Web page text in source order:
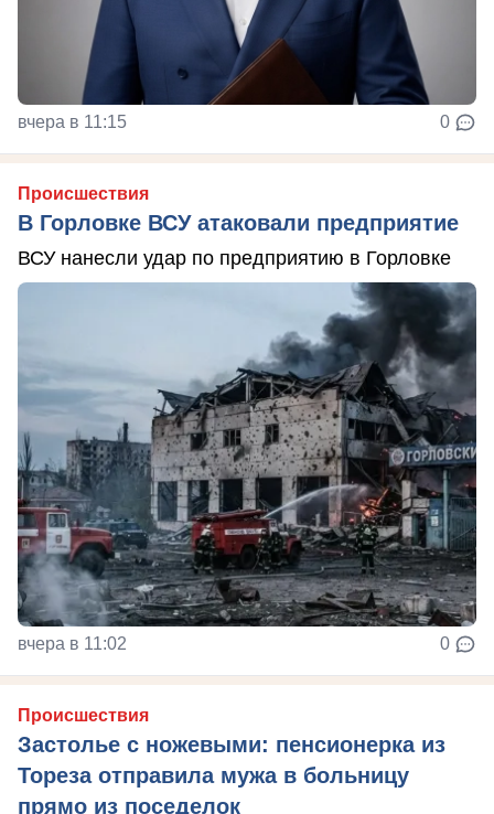
вчера в 11:15 0
Происшествия
В Горловке ВСУ атаковали предприятие
ВСУ нанесли удар по предприятию в Горловке
вчера в 11:02 0
Происшествия
Застолье с ножевыми: пенсионерка из
Тореза отправила мужа в больницу
прямо из поседелок